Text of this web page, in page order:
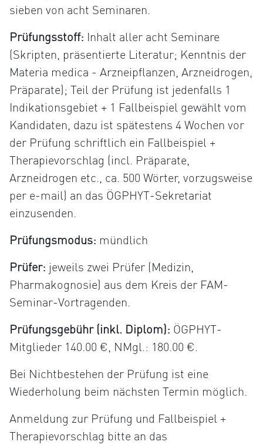
sieben von acht Seminaren.
Prüfungsstoff: Inhalt aller acht Seminare
(Skripten, präsentierte Literatur; Kenntnis der
Materia medica - Arzneipflanzen, Arzneidrogen,
Präparate); Teil der Prüfung ist jedenfalls 1
Indikationsgebiet + 1 Fallbeispiel gewählt vom
Kandidaten, dazu ist spätestens 4 Wochen vor
der Prüfung schriftlich ein Fallbeispiel +
Therapievorschlag (incl. Präparate,
Arzneidrogen etc., ca. 500 Wörter, vorzugsweise
per e-mail) an das ÖGPHYT-Sekretariat
einzusenden.
Prüfungsmodus: mündlich
Prüfer: jeweils zwei Prüfer (Medizin,
Pharmakognosie) aus dem Kreis der FAM-
Seminar-Vortragenden.
Prüfungsgebühr (inkl. Diplom): ÖGPHYT-
Mitglieder 140.00 €, NMgl.: 180.00 €.
Bei Nichtbestehen der Prüfung ist eine
Wiederholung beim nächsten Termin möglich.
Anmeldung zur Prüfung und Fallbeispiel +
Therapievorschlag bitte an das